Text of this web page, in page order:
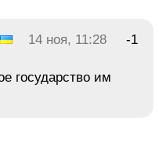
14 ноя, 11:28 -1
государство им